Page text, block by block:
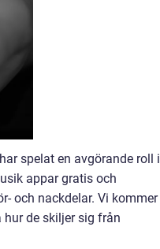
spelat en avgörande roll i
appar gratis och
och nackdelar. Vi kommer
de skiljer sig från